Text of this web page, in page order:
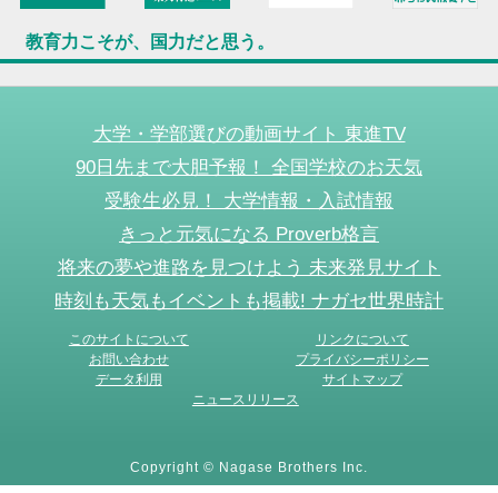
教育力こそが、国力だと思う。
大学・学部選びの動画サイト 東進TV
90日先まで大胆予報！ 全国学校のお天気
受験生必見！ 大学情報・入試情報
きっと元気になる Proverb格言
将来の夢や進路を見つけよう 未来発見サイト
時刻も天気もイベントも掲載! ナガセ世界時計
このサイトについて
リンクについて
お問い合わせ
プライバシーポリシー
データ利用
サイトマップ
ニュースリリース
Copyright © Nagase Brothers Inc.